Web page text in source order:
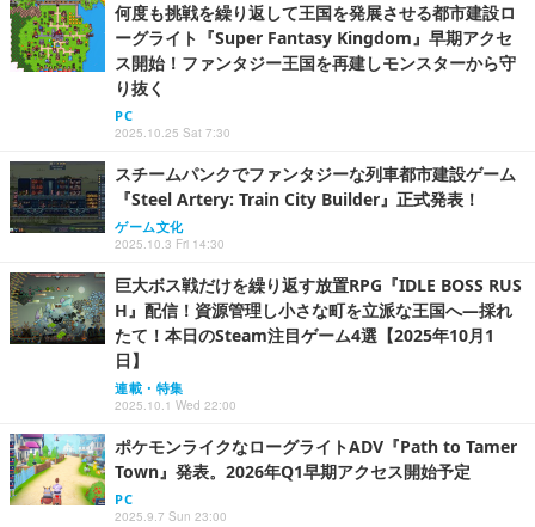
何度も挑戦を繰り返して王国を発展させる都市建設ロ
ーグライト『Super Fantasy Kingdom』早期アクセ
ス開始！ファンタジー王国を再建しモンスターから守
り抜く
PC
2025.10.25 Sat 7:30
スチームパンクでファンタジーな列車都市建設ゲーム
『Steel Artery: Train City Builder』正式発表！
ゲーム文化
2025.10.3 Fri 14:30
巨大ボス戦だけを繰り返す放置RPG『IDLE BOSS RUS
H』配信！資源管理し小さな町を立派な王国へ―採れ
たて！本日のSteam注目ゲーム4選【2025年10月1
日】
連載・特集
2025.10.1 Wed 22:00
ポケモンライクなローグライトADV『Path to Tamer
Town』発表。2026年Q1早期アクセス開始予定
PC
2025.9.7 Sun 23:00